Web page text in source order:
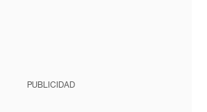
PUBLICIDAD